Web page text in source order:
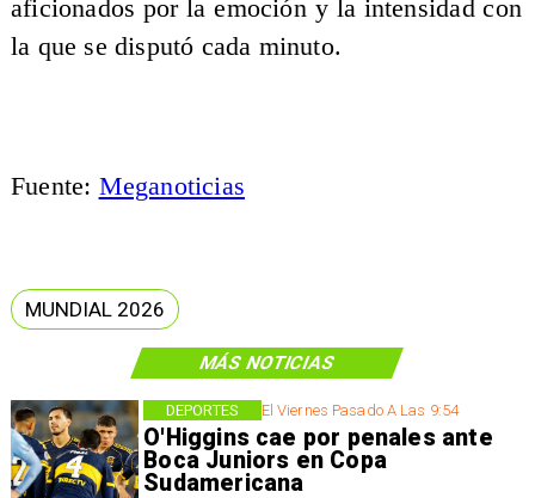
MÁS NOTICIAS
El Viernes Pasado A Las 9:54
O'Higgins cae por penales ante
Boca Juniors en Copa
Sudamericana
DEPORTES
aficionados por la emoción y la intensidad con
la que se disputó cada minuto.
Fuente: Meganoticias
MUNDIAL 2026